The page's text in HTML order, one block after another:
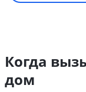
Когда
дом